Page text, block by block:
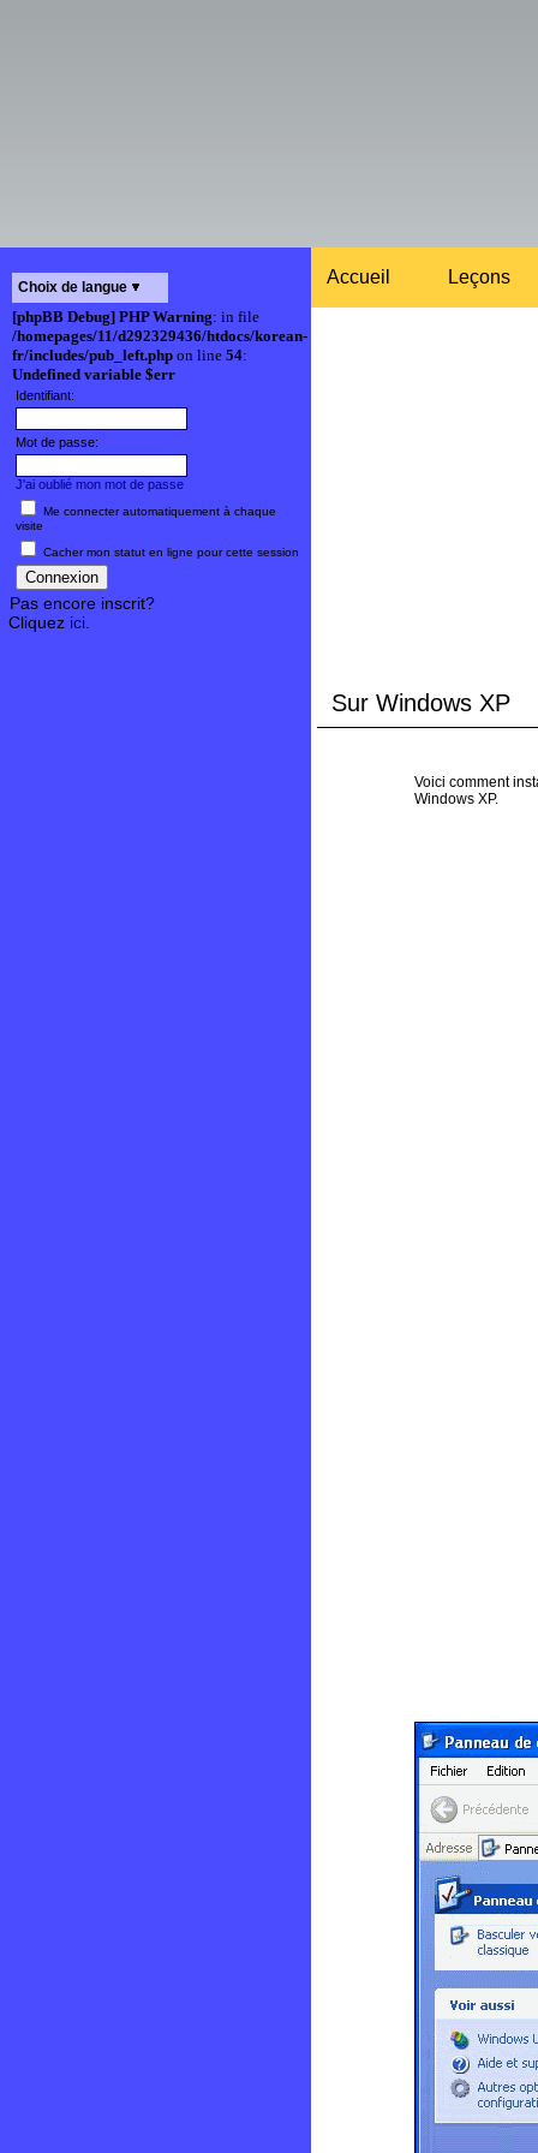
Choix de langue
[phpBB Debug] PHP Warning: in file
/homepages/11/d292329436/htdocs/korean-
fr/includes/pub_left.php on line 54:
Undefined variable $err
Identifiant:
Mot de passe:
J'ai oublié mon mot de passe
Me connecter automatiquement à chaque
visite
Cacher mon statut en ligne pour cette session
Pas encore inscrit?
Cliquez ici
Accueil Leçons
Sur Windows XP
Voici comment
Windows XP.